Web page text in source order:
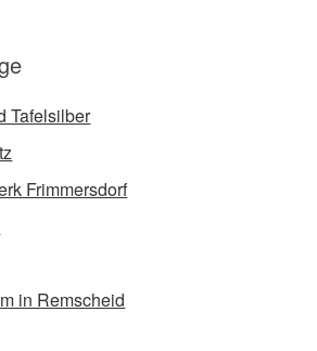
Tafelsilber
Frimmersdorf
in Remscheid